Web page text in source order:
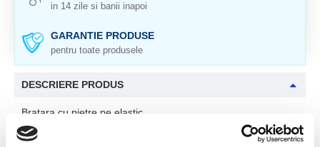
in 14 zile si banii inapoi
GARANTIE PRODUSE
pentru toate produsele
DESCRIERE PRODUS
Bratara cu pietre pe elastic
Cristal natural 100 %.